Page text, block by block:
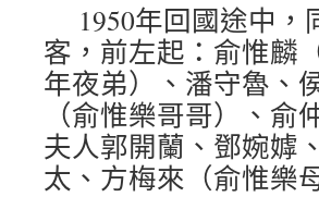
1950年回國途中
客，前左起：俞惟麟
年夜弟）、潘守魯、
（俞惟樂哥哥）、
夫人郭開蘭、鄧婉嫭
太、方梅來（俞惟樂